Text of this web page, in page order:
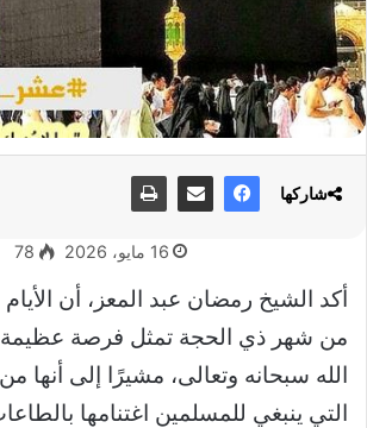
16 مايو، 2026 78
أكد الشيخ رمضان عبد المعز، أن
من شهر ذي الحجة تمثل فرصة عظيمة
الله سبحانه وتعالى، مشيرًا إلى أنها
التي ينبغي للمسلمين اغتنامها
شاركها